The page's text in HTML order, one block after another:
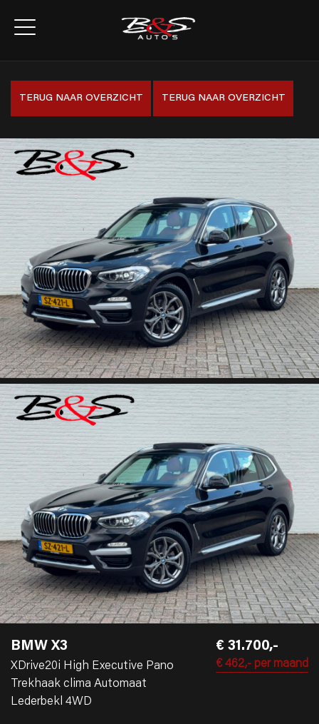
TERUG NAAR OVERZICHT TERUG NAAR OVERZICHT
BMW X3
XDrive20i High Executive Pano
Trekhaak clima Automaat
Lederbekl 4WD
€ 31.700,-
€ 462,-per maand